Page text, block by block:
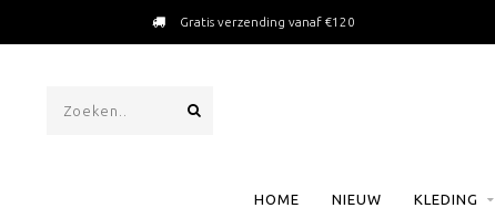
Gratis verzending vanaf €120
HOME NIEUW KLEDING